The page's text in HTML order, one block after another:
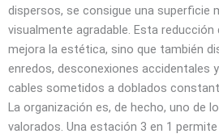
dispersos, se consigue una superficie
visualmente agradable. Esta
mejora la estética, sino que también
enredos, desconexiones accidentales
cables sometidos a doblados
La organización es, de hecho, uno de
valorados. Una estación 3 en 1